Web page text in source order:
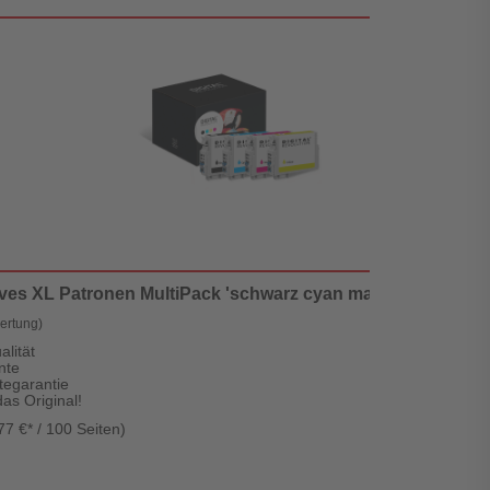
XL Patronen MultiPack 'schwarz cyan magenta gelb' -
Original!
€* / 100 Seiten)